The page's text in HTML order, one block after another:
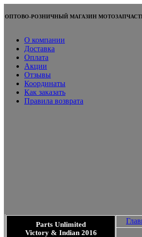
ОПТОВО-РОЗНИЧНЫЙ МАГАЗИН
О компании
Доставка
Оплата
Акции
Отзывы
Координаты
Как заказать
Правила возврата
Parts Unlimited
Victory & Indian 2016